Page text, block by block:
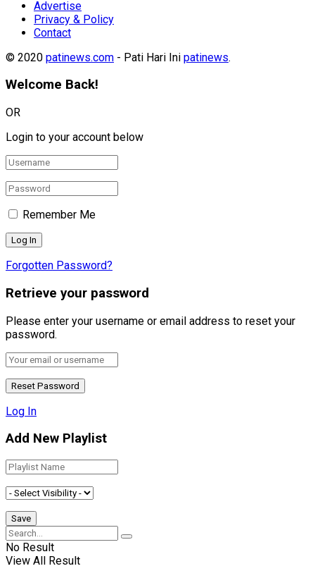
Advertise
Privacy & Policy
Contact
© 2020 patinews.com - Pati Hari Ini patinews.
Welcome Back!
OR
Login to your account below
Remember Me
Forgotten Password?
Retrieve your password
Please enter your username or email address to reset your
password.
Log In
Add New Playlist
No Result
View All Result